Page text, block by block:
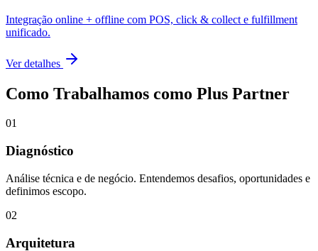
Integração online + offline com POS, click & collect e fulfillment
unificado.
Ver detalhes
Como Trabalhamos como Plus Partner
01
Diagnóstico
Análise técnica e de negócio. Entendemos desafios, oportunidades e
definimos escopo.
02
Arquitetura